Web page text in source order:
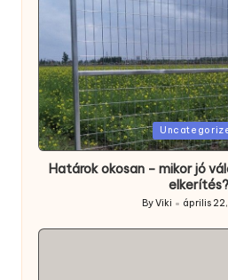
Posted
in
Határok okosan – mikor jó
elkerítés?
Posted
by
ByViki április